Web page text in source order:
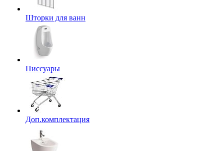
Шторки для ванн
Писсуары
Доп.комплектация